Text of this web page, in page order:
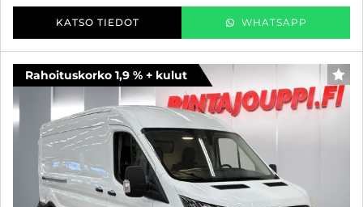
KATSO TIEDOT WHATSAPP
Rahoituskorko 1,9 % + kulut